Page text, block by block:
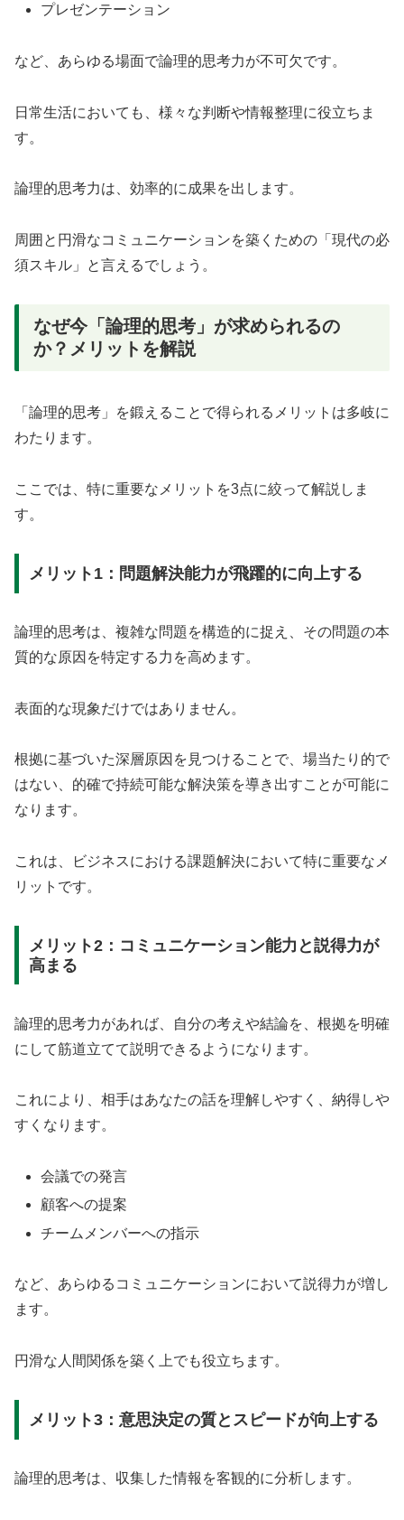
プレゼンテーション
など、あらゆる場面で論理的思考力が不可欠です。
日常生活においても、様々な判断や情報整理に役立ちま
す。
論理的思考力は、効率的に成果を出します。
周囲と円滑なコミュニケーションを築くための「現代の必
須スキル」と言えるでしょう。
なぜ今「論理的思考」が求められるの
か？メリットを解説
「論理的思考」を鍛えることで得られるメリットは多岐に
わたります。
ここでは、特に重要なメリットを3点に絞って解説しま
す。
メリット1：問題解決能力が飛躍的に向上する
論理的思考は、複雑な問題を構造的に捉え、その問題の本
質的な原因を特定する力を高めます。
表面的な現象だけではありません。
根拠に基づいた深層原因を見つけることで、場当たり的で
はない、的確で持続可能な解決策を導き出すことが可能に
なります。
これは、ビジネスにおける課題解決において特に重要なメ
リットです。
メリット2：コミュニケーション能力と説得力が
高まる
論理的思考力があれば、自分の考えや結論を、根拠を明確
にして筋道立てて説明できるようになります。
これにより、相手はあなたの話を理解しやすく、納得しや
すくなります。
会議での発言
顧客への提案
チームメンバーへの指示
など、あらゆるコミュニケーションにおいて説得力が増し
ます。
円滑な人間関係を築く上でも役立ちます。
メリット3：意思決定の質とスピードが向上する
論理的思考は、収集した情報を客観的に分析します。